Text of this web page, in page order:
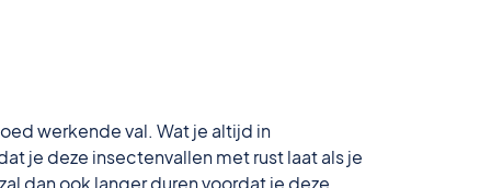
werkende val. Wat je altijd in
je deze insectenvallen met rust laat als je
dan ook langer duren voordat je deze